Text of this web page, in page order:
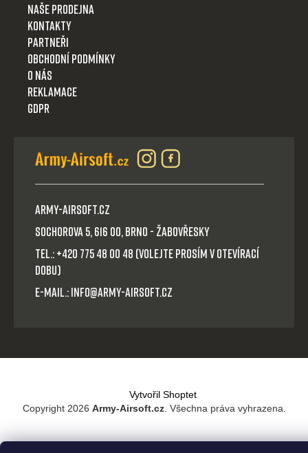
Naše prodejna
Kontakty
Partneři
Obchodní podmínky
O nás
Reklamace
GDPR
Army-Airsoft.cz
Sochorova 5, 616 00, Brno - Žabovřesky
Tel.: +420 775 48 00 48 (volejte prosím v otevírací
dobu)
E-mail.: info@army-airsoft.cz
Vytvořil Shoptet
Copyright 2026 Army-Airsoft.cz. Všechna práva vyhrazena.